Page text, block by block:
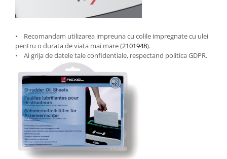
• Recomandam utilizarea impreuna cu colile impregnate cu ulei
pentru o durata de viata mai mare (2101948).
• Ai grija de datele tale confidentiale, respectand politica GDPR.